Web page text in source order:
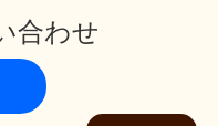
合わせ